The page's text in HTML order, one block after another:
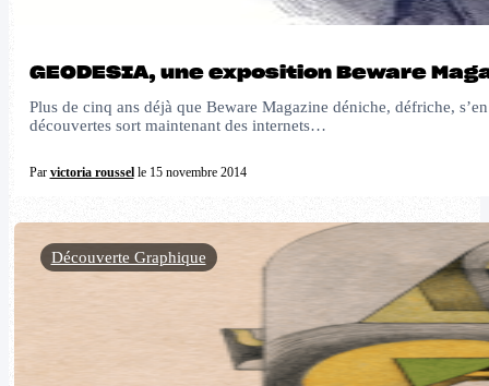
GEODESIA, une exposition Beware
Plus de cinq ans déjà que Beware Magazine déniche, défriche,
découvertes sort maintenant des internets…
Par victoria rousselle 15 novembre 2014
Découverte Graphique